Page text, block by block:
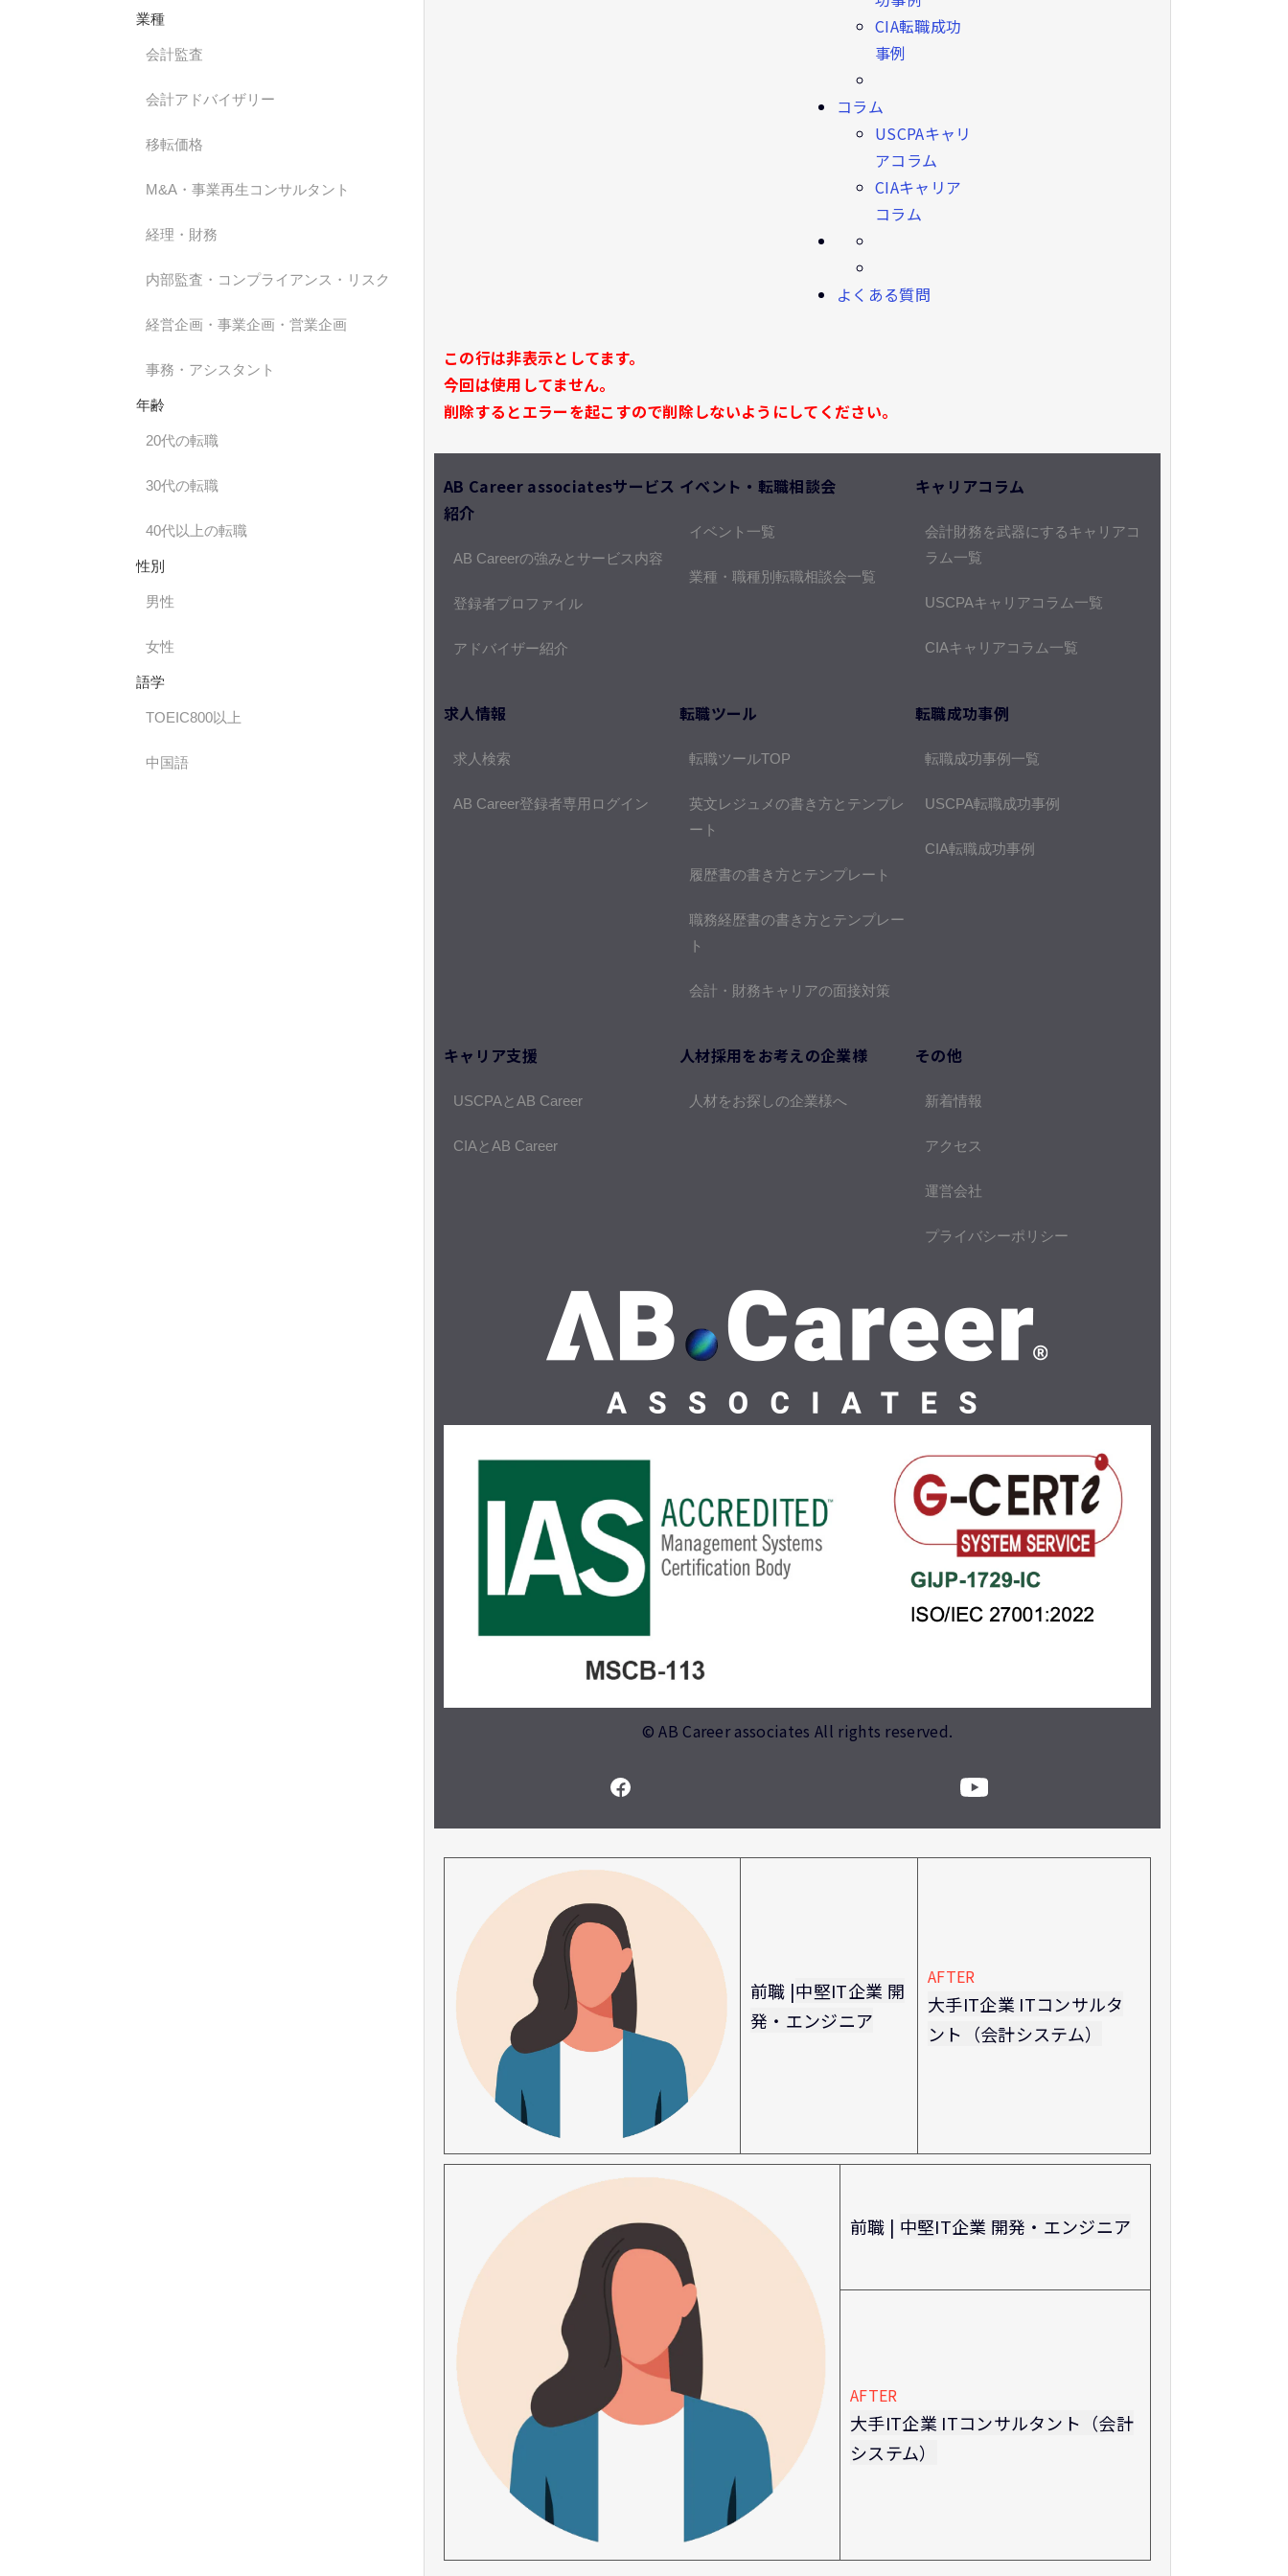
業種
会計監査
会計アドバイザリー
移転価格
M&A・事業再生コンサルタント
経理・財務
内部監査・コンプライアンス・リスク
経営企画・事業企画・営業企画
事務・アシスタント
年齢
20代の転職
30代の転職
40代以上の転職
性別
男性
女性
語学
TOEIC800以上
中国語
CIA転職成功
事例
コラム
USCPAキャリ
アコラム
CIAキャリア
コラム
よくある質問
この行は非表示としてます。
今回は使用してません。
削除するとエラーを起こすので削除しないようにしてください。
AB Career associatesサービス
紹介
AB Careerの強みとサービス内容
登録者プロファイル
アドバイザー紹介
イベント・転職相談会
イベント一覧
業種・職種別転職相談会一覧
キャリアコラム
会計財務を武器にするキャリアコ
ラム一覧
USCPAキャリアコラム一覧
CIAキャリアコラム一覧
求人情報
求人検索
AB Career登録者専用ログイン
転職ツール
転職ツールTOP
英文レジュメの書き方とテンプレ
ート
履歴書の書き方とテンプレート
職務経歴書の書き方とテンプレー
ト
会計・財務キャリアの面接対策
転職成功事例
転職成功事例一覧
USCPA転職成功事例
CIA転職成功事例
キャリア支援
USCPAとAB Career
CIAとAB Career
人材採用をお考えの企業様
人材をお探しの企業様へ
その他
新着情報
アクセス
運営会社
プライバシーポリシー
© AB Career associates All rights reserved.
前職 |中堅IT企業 開
発・エンジニア
AFTER
大手IT企業 ITコンサルタ
ント（会計システム）
前職 | 中堅IT企業 開発・エンジニア
AFTER
大手IT企業 ITコンサルタント（会計
システム）